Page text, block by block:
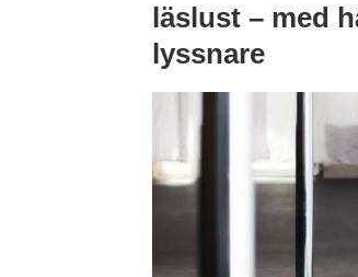
läslust – med
lyssnare